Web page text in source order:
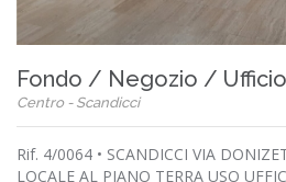
Fondo / Negozio / Ufficio
Centro - Scandicci
Rif. 4/0064 • SCANDICCI VIA
LOCALE AL PIANO TERRA USO